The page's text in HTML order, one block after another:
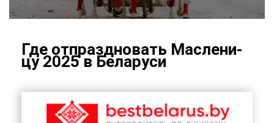
Где от­празд­но­вать Мас­ле­ни­
цу 2025 в Бе­ла­ру­си